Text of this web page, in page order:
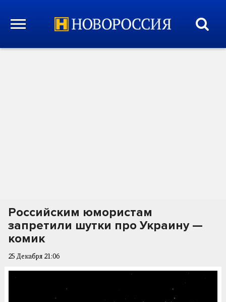
Российским юмористам
запретили шутки про Украину —
комик
25 Декабря 21:06